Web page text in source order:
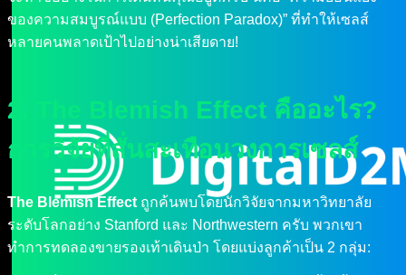
ของความสมบูรณ์แบบ (Perfection Paradox)” ที่ทำให้เซลส์
หลายคนพลาดเป้าไปอย่างน่าเสียดาย!
2. The Blemish Effect คืออะไร?
การวิจัยที่สั่นสะเทือนวงการเซลส์
The Blemish Effect ถูกค้นพบโดยนักวิจัยจากมหาวิทยาลัย
ระดับโลกอย่าง Stanford และ Northwestern ครับ พวกเขา
ทำการทดลองขายรองเท้าเดินป่า โดยแบ่งลูกค้าเป็น 2 กลุ่ม: